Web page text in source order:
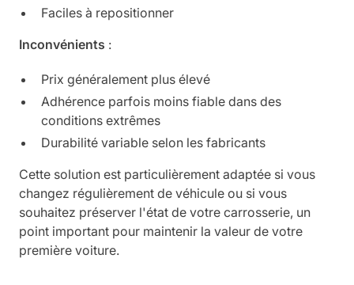
Faciles à repositionner
Inconvénients :
Prix généralement plus élevé
Adhérence parfois moins fiable dans des
conditions extrêmes
Durabilité variable selon les fabricants
Cette solution est particulièrement adaptée si vous
changez régulièrement de véhicule ou si vous
souhaitez préserver l'état de votre carrosserie, un
point important pour maintenir la valeur de votre
première voiture.